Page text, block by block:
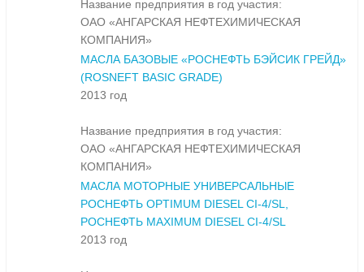
Название предприятия в год участия:
ОАО «АНГАРСКАЯ НЕФТЕХИМИЧЕСКАЯ
КОМПАНИЯ»
МАСЛА БАЗОВЫЕ «РОСНЕФТЬ БЭЙСИК ГРЕЙД»
(ROSNEFT BASIC GRADE)
2013 год
Название предприятия в год участия:
ОАО «АНГАРСКАЯ НЕФТЕХИМИЧЕСКАЯ
КОМПАНИЯ»
МАСЛА МОТОРНЫЕ УНИВЕРСАЛЬНЫЕ
РОСНЕФТЬ OPTIMUM DIESEL CI-4/SL,
РОСНЕФТЬ MAXIMUM DIESEL CI-4/SL
2013 год